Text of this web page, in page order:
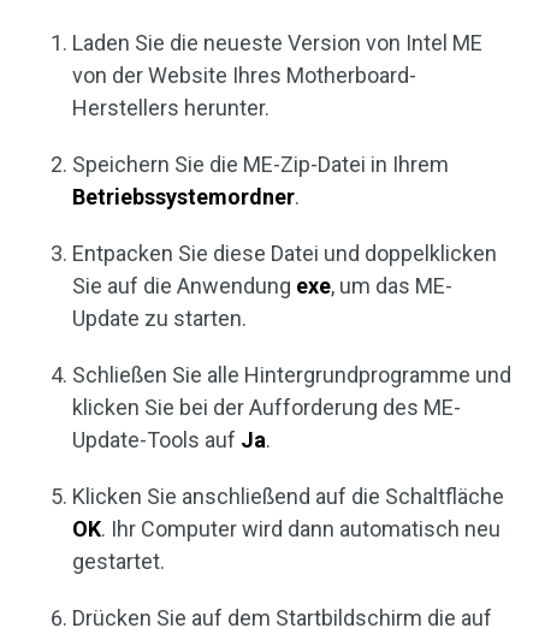
Laden Sie die neueste Version von Intel ME
von der Website Ihres Motherboard-
Herstellers herunter.
Speichern Sie die ME-Zip-Datei in Ihrem
Betriebssystemordner.
Entpacken Sie diese Datei und doppelklicken
Sie auf die Anwendung exe, um das ME-
Update zu starten.
Schließen Sie alle Hintergrundprogramme und
klicken Sie bei der Aufforderung des ME-
Update-Tools auf Ja.
Klicken Sie anschließend auf die Schaltfläche
OK. Ihr Computer wird dann automatisch neu
gestartet.
Drücken Sie auf dem Startbildschirm die auf